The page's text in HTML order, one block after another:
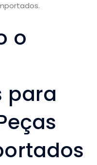
o
para